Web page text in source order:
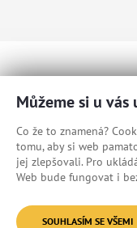
Můžeme si u
Co že to znamená?
tomu, aby si web
jej zlepšovali. Pro
Web bude fungovat i
SOUHLASÍM SE VŠEMI